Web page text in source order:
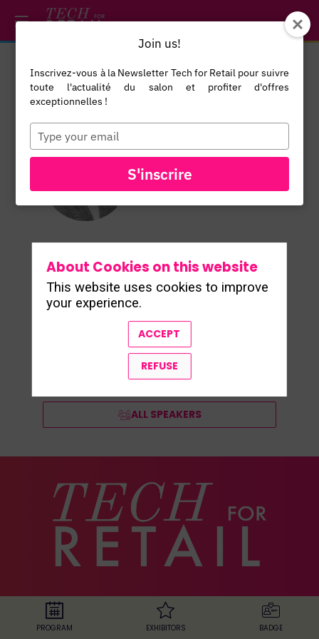
Amel
Sales
Director
Spring GDS
ALL SPEAKERS
The european
PROGRAM EXHIBITORS BADGE
About Cookies on this website
This website uses cookies to improve
your experience.
ACCEPT
REFUSE
*/
Join us!
Inscrivez-vous à la Newsletter Tech for Retail pour suivre
toute l'actualité du salon et profiter d'offres
exceptionnelles !
Type
your
email
S'inscrire